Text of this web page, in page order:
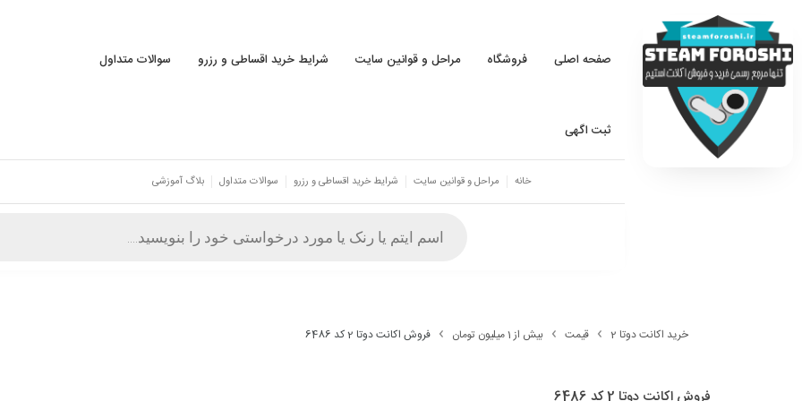
صفحه اصلی فروشگاه مراحل و قوانین سایت شرایط خرید اقساطی و رزرو سوالات متداول
ثبت اگهی
خانه مراحل و قوانین سایت شرایط خرید اقساطی و رزرو سوالات متداول بلاگ آموزشی
خرید اکانت دوتا 2 قیمت بیش از 1 میلیون تومان فروش اکانت دوتا 2 کد 6486